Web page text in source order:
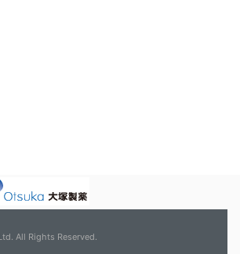
All Rights Reserved.